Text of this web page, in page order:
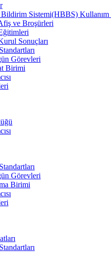
Sistemi(HBBS) Kullanım
ve Broşürleri
Sonuçları
Görevleri
Birimi
Görevleri
Birimi